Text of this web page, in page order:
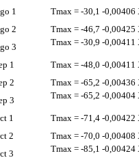
1
Tmax = -30,1 -0,00406
2
Tmax = -46,7 -0,00425
3
Tmax = -30,9 -0,00411
1
Tmax = -48,0 -0,00411
2
Tmax = -65,2 -0,00436
3
Tmax = -65,2 -0,00404
1
Tmax = -71,4 -0,00422
2
Tmax = -70,0 -0,00408
3
Tmax = -85,1 -0,00424